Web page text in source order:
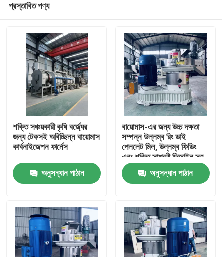
পণ্য
VR প্রদর্শন
প্রস্তাবিত পণ্য
শক্তি সঞ্চয়কারী কৃষি বর্জ্যের
জন্য টেকসই অবিচ্ছিন্ন বায়োমাস
কার্বনাইজেশন ফার্নেস
অনুসন্ধান পাঠান
বায়োমাস-এর জন্য উচ্চ দক্ষতা
সম্পন্ন উল্লম্ব রিং ডাই
পেললেট মিল, উল্লম্ব ফিডিং
এবং শক্তি সাশ্রয়ী ডিজাইন সহ
অনুসন্ধান পাঠান